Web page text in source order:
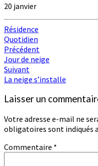
20 janvier
Résidence
Quotidien
Navigation
d'article
Précédent
Jour de neige
Suivant
La neige s’installe
Laisser un
Votre adresse e-mail ne
obligatoires sont indiqués
Commentaire *